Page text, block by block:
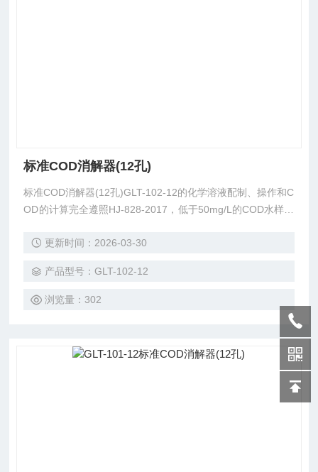
标准COD消解器(12孔)
标准COD消解器(12孔)GLT-102-12的化学溶液配制、操作和C
OD的计算完全遵照HJ-828-2017，低于50mg/L的COD水样可
水样，可以通过水样的比例稀释来完成测定。
更新时间：2026-03-30
产品型号：GLT-102-12
浏览量：302